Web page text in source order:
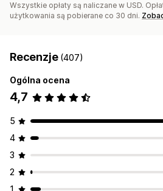
Wszystkie opłaty są naliczane w USD.
użytkowania są pobierane co 30 dni.
Recenzje (407)
Ogólna ocena
4,7
5
4
3
2